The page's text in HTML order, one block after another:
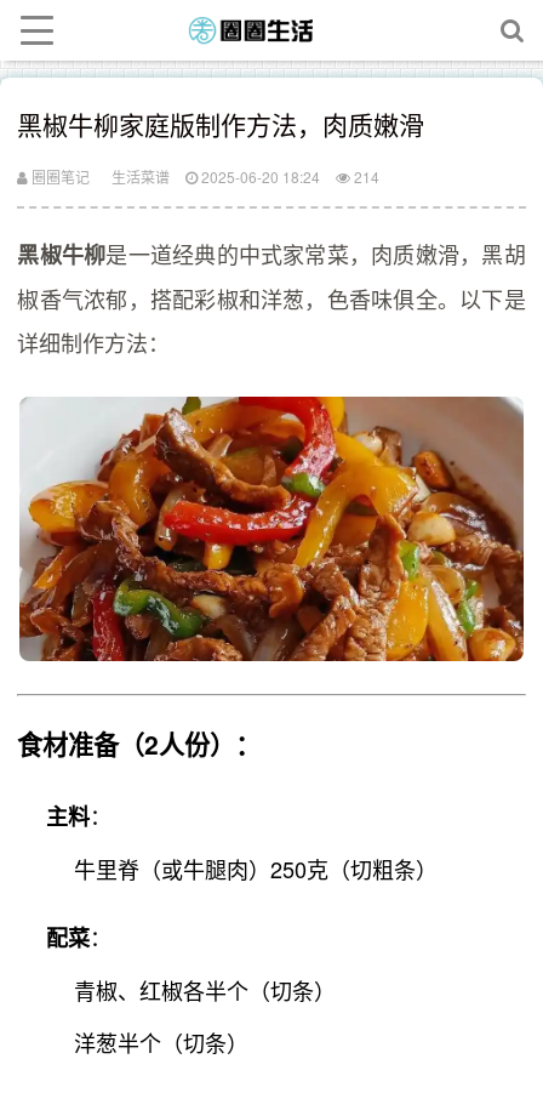
黑椒牛柳家庭版制作方法，肉质嫩滑
圈圈笔记 生活菜谱 2025-06-20 18:24 214
黑椒牛柳是一道经典的中式家常菜，肉质嫩滑，黑胡
椒香气浓郁，搭配彩椒和洋葱，色香味俱全。以下是
详细制作方法：
食材准备（2人份）：
主料：
牛里脊（或牛腿肉）250克（切粗条）
配菜：
青椒、红椒各半个（切条）
洋葱半个（切条）